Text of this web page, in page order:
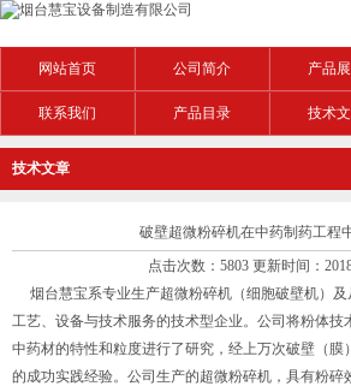
网站首页 公司简介 产品
联系我们 产品目录 技术
技术文章
破壁超微粉碎机在中药制药工程
点击次数：5803 更新时间：
烟台慧宝系专业生产超微粉碎机（细胞破壁机）及
工艺、设备与技术服务的技术型企业。公司将粉体技
中药材的特性和粒度进行了研究，经上万次破壁（膜
的成功实践经验。公司生产的超微粉碎机，具有粉碎